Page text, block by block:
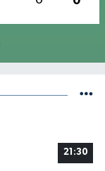
21:30